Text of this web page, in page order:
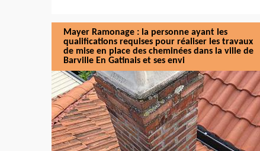
Mayer Ramonage : la personne ayant les
qualifications requises pour réaliser les travaux
de mise en place des cheminées dans la ville de
Barville En Gatinais et ses envi